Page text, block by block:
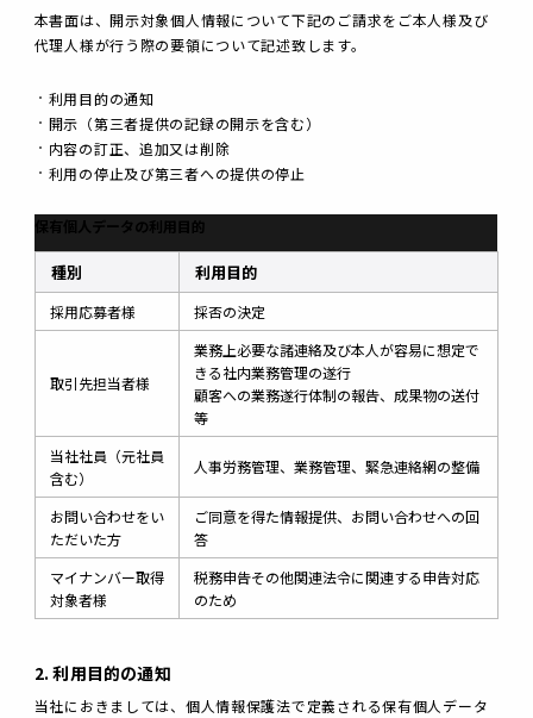
本書面は、開示対象個人情報について下記のご請求をご本人様及び
代理人様が行う際の要領について記述致します。
利用目的の通知
開示（第三者提供の記録の開示を含む）
内容の訂正、追加又は削除
利用の停止及び第三者への提供の停止
保有個人データの利用目的
種別 利用目的
採用応募者様 採否の決定
取引先担当者様
業務上必要な諸連絡及び本人が容易に想定で
きる社内業務管理の遂行
顧客への業務遂行体制の報告、成果物の送付
等
当社社員（元社員
含む）
人事労務管理、業務管理、緊急連絡網の整備
お問い合わせをい
ただいた方
ご同意を得た情報提供、お問い合わせへの回
答
マイナンバー取得
対象者様
税務申告その他関連法令に関連する申告対応
のため
2. 利用目的の通知
当社におきましては、個人情報保護法で定義される保有個人データ